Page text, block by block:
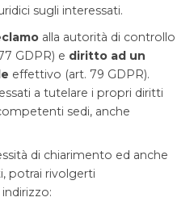
sugli interessati.
alla autorità di controllo
GDPR) e diritto ad un
effettivo (art. 79 GDPR).
a tutelare i propri diritti
sedi, anche
di chiarimento ed anche
potrai rivolgerti